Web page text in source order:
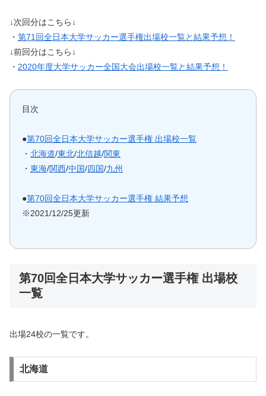
↓次回分はこちら↓
・ 第71回全日本大学サッカー選手権出場校一覧と結果予想！
↓前回分はこちら↓
・ 2020年度大学サッカー全国大会出場校一覧と結果予想！
目次
●第70回全日本大学サッカー選手権 出場校一覧
・ 北海道/東北/北信越/関東
・ 東海/関西/中国/四国/九州
●第70回全日本大学サッカー選手権 結果予想
※2021/12/25更新
第70回全日本大学サッカー選手権 出場校
一覧
出場24校の一覧です。
北海道